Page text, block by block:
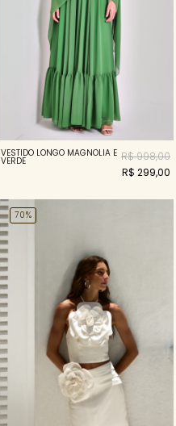
VESTIDO LONGO MAGNOLIA E
VERDE
R$ 998,00
R$ 299,00
70%